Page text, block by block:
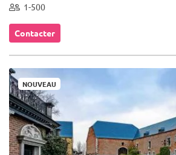
1-500
Contacter
NOUVEAU